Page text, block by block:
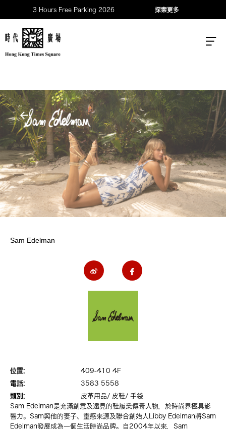
3 Hours Free Parking 2026 探索更多
Sam Edelman
位置:
409-410 4F
電話:
3583 5558
類別:
皮革用品/ 皮鞋/ 手袋
Sam Edelman是充滿創意及遠見的鞋履業傳奇人物，於時尚界極具影
響力。Sam與他的妻子、靈感來源及聯合創始人Libby Edelman將Sam
Edelman發展成為一個生活時尚品牌。自2004年以來，Sam